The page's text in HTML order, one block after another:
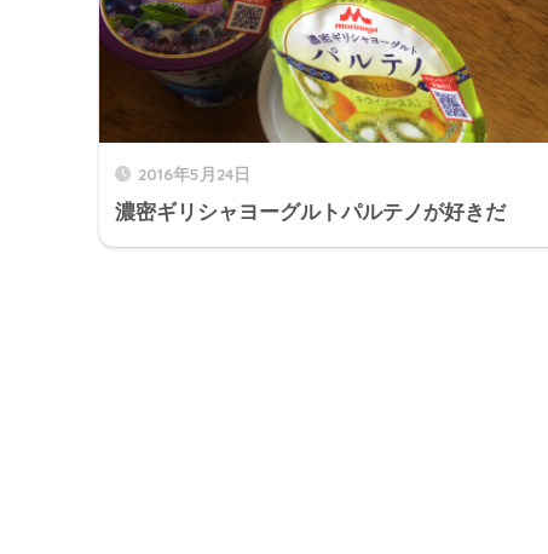
2016年5月24日
濃密ギリシャヨーグルトパルテノが好きだ